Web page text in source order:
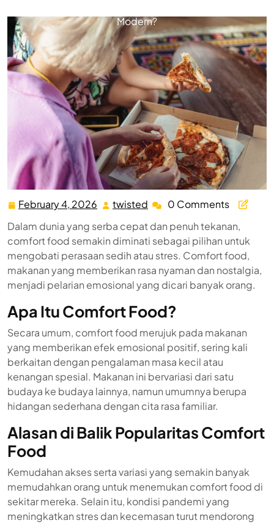
Modern?
February 4, 2026 February
2026
twisted twisted0 Comments
Dalam dunia yang serba cepat dan penuh tekanan,
comfort food semakin diminati sebagai pilihan untuk
mengobati perasaan sedih atau stres. Comfort food,
makanan yang memberikan rasa nyaman dan nostalgia,
menjadi pelarian emosional yang dicari banyak orang.
Apa Itu Comfort Food?
Secara umum, comfort food merujuk pada makanan
yang memberikan efek emosional positif, sering kali
berkaitan dengan pengalaman masa kecil atau
kenangan spesial. Makanan ini bervariasi dari satu
budaya ke budaya lainnya, namun umumnya berupa
hidangan sederhana dengan cita rasa familiar.
Alasan di Balik Popularitas Comfort
Food
Kemudahan akses serta variasi yang semakin banyak
memudahkan orang untuk menemukan comfort food di
sekitar mereka. Selain itu, kondisi pandemi yang
meningkatkan stres dan kecemasan turut mendorong